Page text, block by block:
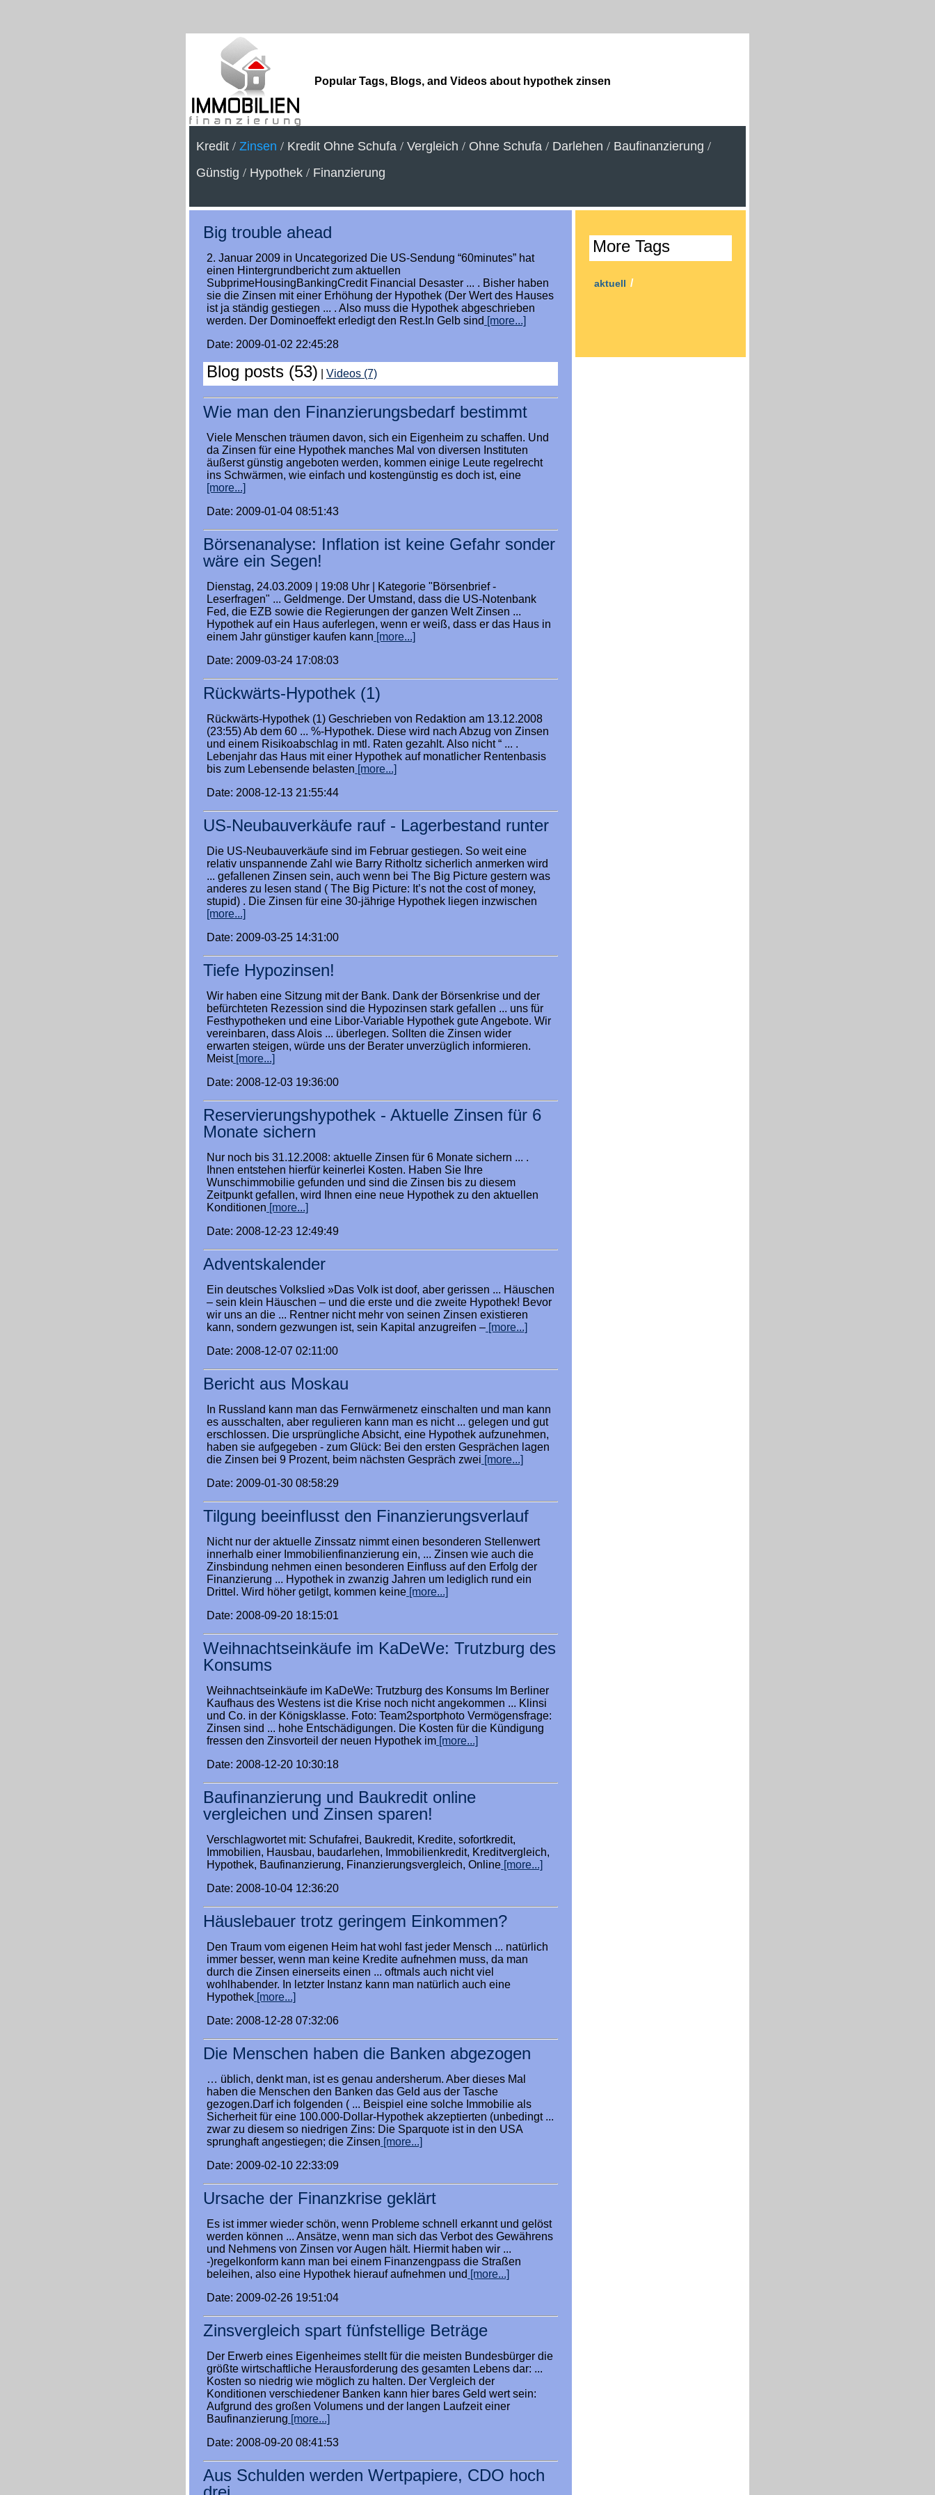
Popular Tags, Blogs, and Videos about hypothek zinsen
Kredit / Zinsen / Kredit Ohne Schufa / Vergleich / Ohne Schufa / Darlehen / Baufinanzierung /
Günstig / Hypothek / Finanzierung
Big trouble ahead
2. Januar 2009 in Uncategorized Die US-Sendung “60minutes” hat
einen Hintergrundbericht zum aktuellen
SubprimeHousingBankingCredit Financial Desaster ... . Bisher haben
sie die Zinsen mit einer Erhöhung der Hypothek (Der Wert des Hauses
ist ja ständig gestiegen ... . Also muss die Hypothek abgeschrieben
werden. Der Dominoeffekt erledigt den Rest.In Gelb sind [more...]
Date: 2009-01-02 22:45:28
Blog posts (53) Videos (7)
Wie man den Finanzierungsbedarf bestimmt
Viele Menschen träumen davon, sich ein Eigenheim zu schaffen. Und
da Zinsen für eine Hypothek manches Mal von diversen Instituten
äußerst günstig angeboten werden, kommen einige Leute regelrecht
ins Schwärmen, wie einfach und kostengünstig es doch ist, eine
[more...]
Date: 2009-01-04 08:51:43
Börsenanalyse: Inflation ist keine Gefahr sonder
wäre ein Segen!
Dienstag, 24.03.2009 | 19:08 Uhr | Kategorie "Börsenbrief -
Leserfragen" ... Geldmenge. Der Umstand, dass die US-Notenbank
Fed, die EZB sowie die Regierungen der ganzen Welt Zinsen ...
Hypothek auf ein Haus auferlegen, wenn er weiß, dass er das Haus in
einem Jahr günstiger kaufen kann [more...]
Date: 2009-03-24 17:08:03
Rückwärts-Hypothek (1)
Rückwärts-Hypothek (1) Geschrieben von Redaktion am 13.12.2008
(23:55) Ab dem 60 ... %-Hypothek. Diese wird nach Abzug von Zinsen
und einem Risikoabschlag in mtl. Raten gezahlt. Also nicht “ ... .
Lebenjahr das Haus mit einer Hypothek auf monatlicher Rentenbasis
bis zum Lebensende belasten [more...]
Date: 2008-12-13 21:55:44
US-Neubauverkäufe rauf - Lagerbestand runter
Die US-Neubauverkäufe sind im Februar gestiegen. So weit eine
relativ unspannende Zahl wie Barry Ritholtz sicherlich anmerken wird
... gefallenen Zinsen sein, auch wenn bei The Big Picture gestern was
anderes zu lesen stand ( The Big Picture: It’s not the cost of money,
stupid) . Die Zinsen für eine 30-jährige Hypothek liegen inzwischen
[more...]
Date: 2009-03-25 14:31:00
Tiefe Hypozinsen!
Wir haben eine Sitzung mit der Bank. Dank der Börsenkrise und der
befürchteten Rezession sind die Hypozinsen stark gefallen ... uns für
Festhypotheken und eine Libor-Variable Hypothek gute Angebote. Wir
vereinbaren, dass Alois ... überlegen. Sollten die Zinsen wider
erwarten steigen, würde uns der Berater unverzüglich informieren.
Meist[more...]
Date: 2008-12-03 19:36:00
Reservierungshypothek - Aktuelle Zinsen für 6
Monate sichern
Nur noch bis 31.12.2008: aktuelle Zinsen für 6 Monate sichern ... .
Ihnen entstehen hierfür keinerlei Kosten. Haben Sie Ihre
Wunschimmobilie gefunden und sind die Zinsen bis zu diesem
Zeitpunkt gefallen, wird Ihnen eine neue Hypothek zu den aktuellen
Konditionen [more...]
Date: 2008-12-23 12:49:49
Adventskalender
Ein deutsches Volkslied »Das Volk ist doof, aber gerissen ... Häuschen
– sein klein Häuschen – und die erste und die zweite Hypothek! Bevor
wir uns an die ... Rentner nicht mehr von seinen Zinsen existieren
kann, sondern gezwungen ist, sein Kapital anzugreifen – [more...]
Date: 2008-12-07 02:11:00
Bericht aus Moskau
In Russland kann man das Fernwärmenetz einschalten und man kann
es ausschalten, aber regulieren kann man es nicht ... gelegen und gut
erschlossen. Die ursprüngliche Absicht, eine Hypothek aufzunehmen,
haben sie aufgegeben - zum Glück: Bei den ersten Gesprächen lagen
die Zinsen bei 9 Prozent, beim nächsten Gespräch zwei [more...]
Date: 2009-01-30 08:58:29
Tilgung beeinflusst den Finanzierungsverlauf
Nicht nur der aktuelle Zinssatz nimmt einen besonderen Stellenwert
innerhalb einer Immobilienfinanzierung ein, ... Zinsen wie auch die
Zinsbindung nehmen einen besonderen Einfluss auf den Erfolg der
Finanzierung ... Hypothek in zwanzig Jahren um lediglich rund ein
Drittel. Wird höher getilgt, kommen keine [more...]
Date: 2008-09-20 18:15:01
Weihnachtseinkäufe im KaDeWe: Trutzburg des
Konsums
Weihnachtseinkäufe im KaDeWe: Trutzburg des Konsums Im Berliner
Kaufhaus des Westens ist die Krise noch nicht angekommen ... Klinsi
und Co. in der Königsklasse. Foto: Team2sportphoto Vermögensfrage:
Zinsen sind ... hohe Entschädigungen. Die Kosten für die Kündigung
fressen den Zinsvorteil der neuen Hypothek im [more...]
Date: 2008-12-20 10:30:18
Baufinanzierung und Baukredit online
vergleichen und Zinsen sparen!
Verschlagwortet mit: Schufafrei, Baukredit, Kredite, sofortkredit,
Immobilien, Hausbau, baudarlehen, Immobilienkredit, Kreditvergleich,
Hypothek, Baufinanzierung, Finanzierungsvergleich, Online [more...]
Date: 2008-10-04 12:36:20
Häuslebauer trotz geringem Einkommen?
Den Traum vom eigenen Heim hat wohl fast jeder Mensch ... natürlich
immer besser, wenn man keine Kredite aufnehmen muss, da man
durch die Zinsen einerseits einen ... oftmals auch nicht viel
wohlhabender. In letzter Instanz kann man natürlich auch eine
Hypothek [more...]
Date: 2008-12-28 07:32:06
Die Menschen haben die Banken abgezogen
… üblich, denkt man, ist es genau andersherum. Aber dieses Mal
haben die Menschen den Banken das Geld aus der Tasche
gezogen.Darf ich folgenden ( ... Beispiel eine solche Immobilie als
Sicherheit für eine 100.000-Dollar-Hypothek akzeptierten (unbedingt ...
zwar zu diesem so niedrigen Zins: Die Sparquote ist in den USA
sprunghaft angestiegen; die Zinsen [more...]
Date: 2009-02-10 22:33:09
Ursache der Finanzkrise geklärt
Es ist immer wieder schön, wenn Probleme schnell erkannt und gelöst
werden können ... Ansätze, wenn man sich das Verbot des Gewährens
und Nehmens von Zinsen vor Augen hält. Hiermit haben wir ...
-)regelkonform kann man bei einem Finanzengpass die Straßen
beleihen, also eine Hypothek hierauf aufnehmen und [more...]
Date: 2009-02-26 19:51:04
Zinsvergleich spart fünfstellige Beträge
Der Erwerb eines Eigenheimes stellt für die meisten Bundesbürger die
größte wirtschaftliche Herausforderung des gesamten Lebens dar: ...
Kosten so niedrig wie möglich zu halten. Der Vergleich der
Konditionen verschiedener Banken kann hier bares Geld wert sein:
Aufgrund des großen Volumens und der langen Laufzeit einer
Baufinanzierung [more...]
Date: 2008-09-20 08:41:53
Aus Schulden werden Wertpapiere, CDO hoch
More Tags
aktuell /